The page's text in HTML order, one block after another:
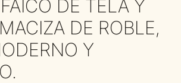
DE TELA Y
DE ROBLE,
Y